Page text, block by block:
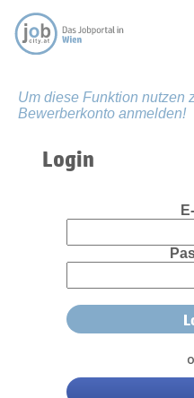
Um diese Funktion nutzen
Bewerberkonto anmelden!
Login